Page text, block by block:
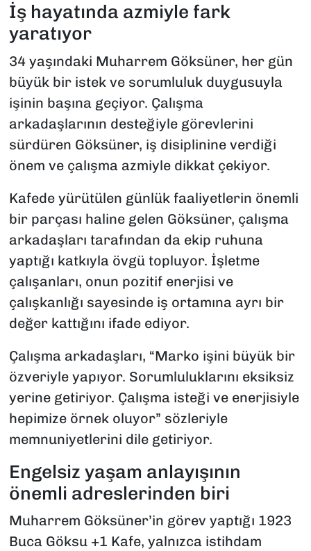
İş hayatında azmiyle fark
yaratıyor
34 yaşındaki Muharrem Göksüner, her gün
büyük bir istek ve sorumluluk duygusuyla
işinin başına geçiyor. Çalışma
arkadaşlarının desteğiyle görevlerini
sürdüren Göksüner, iş disiplinine verdiği
önem ve çalışma azmiyle dikkat çekiyor.
Kafede yürütülen günlük faaliyetlerin önemli
bir parçası haline gelen Göksüner, çalışma
arkadaşları tarafından da ekip ruhuna
yaptığı katkıyla övgü topluyor. İşletme
çalışanları, onun pozitif enerjisi ve
çalışkanlığı sayesinde iş ortamına ayrı bir
değer kattığını ifade ediyor.
Çalışma arkadaşları, “Marko işini büyük bir
özveriyle yapıyor. Sorumluluklarını eksiksiz
yerine getiriyor. Çalışma isteği ve enerjisiyle
hepimize örnek oluyor” sözleriyle
memnuniyetlerini dile getiriyor.
Engelsiz yaşam anlayışının
önemli adreslerinden biri
Muharrem Göksüner’in görev yaptığı 1923
Buca Göksu +1 Kafe, yalnızca istihdam